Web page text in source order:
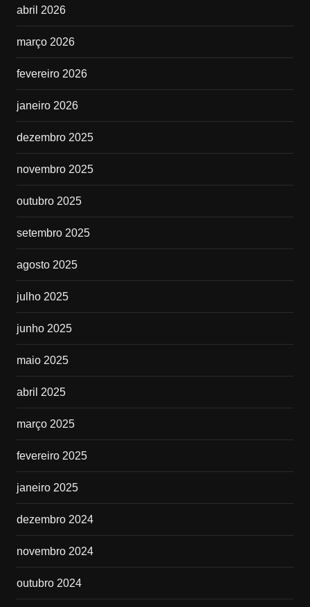
abril 2026
março 2026
fevereiro 2026
janeiro 2026
dezembro 2025
novembro 2025
outubro 2025
setembro 2025
agosto 2025
julho 2025
junho 2025
maio 2025
abril 2025
março 2025
fevereiro 2025
janeiro 2025
dezembro 2024
novembro 2024
outubro 2024